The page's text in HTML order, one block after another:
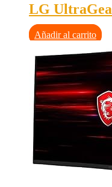
LG
Añadir al carrito